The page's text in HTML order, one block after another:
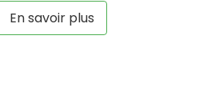
En savoir plus